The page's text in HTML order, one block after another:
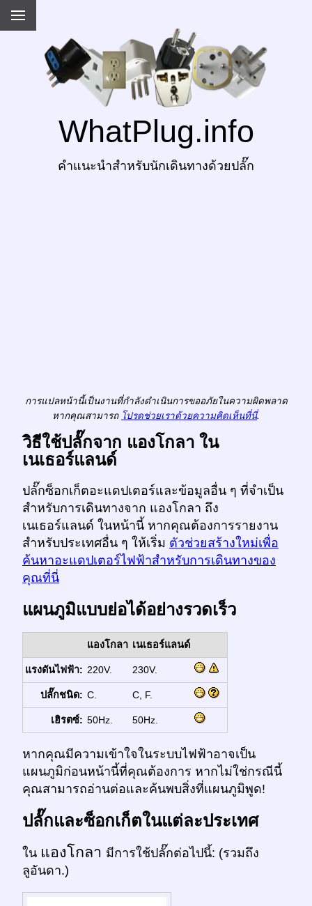
WhatPlug.info
คำแนะนำสำหรับนักเดินทางด้วยปลั๊ก
การแปลหน้านี้เป็นงานที่กำลังดำเนินการขออภัยในความผิดพลาด
หากคุณสามารถ โปรดช่วยเราด้วยความคิดเห็นที่นี่.
วิธีใช้ปลั๊กจาก แองโกลา ใน
เนเธอร์แลนด์
ปลั๊กซ็อกเก็ตอะแดปเตอร์และข้อมูลอื่น ๆ ที่จำเป็น
สำหรับการเดินทางจาก แองโกลา ถึง
เนเธอร์แลนด์ ในหน้านี้ หากคุณต้องการรายงาน
สำหรับประเทศอื่น ๆ ให้เริ่ม ตัวช่วยสร้างใหม่เพื่อ
ค้นหาอะแดปเตอร์ไฟฟ้าสำหรับการเดินทางของ
คุณที่นี่
แผนภูมิแบบย่อได้อย่างรวดเร็ว
แองโกลา เนเธอร์แลนด์
แรงดันไฟฟ้า: 220V. 230V.
ปลั๊กชนิด: C. C, F.
เฮิรตซ์: 50Hz. 50Hz.
หากคุณมีความเข้าใจในระบบไฟฟ้าอาจเป็น
แผนภูมิก่อนหน้านี้ที่คุณต้องการ หากไม่ใช่กรณีนี้
คุณสามารถอ่านต่อและค้นพบสิ่งที่แผนภูมิพูด!
ปลั๊กและซ็อกเก็ตในแต่ละประเทศ
ใน แองโกลา มีการใช้ปลั๊กต่อไปนี้: (รวมถึง
ลูอันดา.)